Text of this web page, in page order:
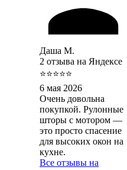
Даша М.
2 отзыва на Яндексе
⭐⭐⭐⭐⭐
6 мая 2026
Очень довольна
покупкой. Рулонные
шторы с мотором —
это просто спасение
для высоких окон на
кухне.
Все отзывы на